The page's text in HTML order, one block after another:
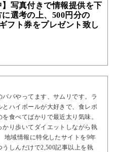
】写真付きで情報提供を下
に選考の上、500円分の
フト券をプレゼント致し
パパやってます、サムリです。ラ
とハイボールが大好きで、食レポ
食べてばかりで最近太り気味。
かり歩いてダイエットしながら執
地域情報に特化したサイトを9年
うしんだけで2,500記事以上を執